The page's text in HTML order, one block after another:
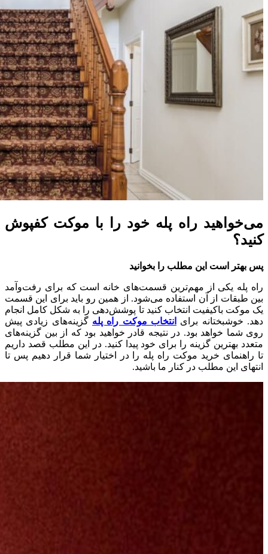
می‌خواهید راه پله خود را با موکت کفپوش
کنید؟
پس بهتر است این مطلب را بخوانید
راه پله یکی از مهم‌ترین قسمت‌های خانه است که برای رفت‌وآمد
بین طبقات از آن استفاده می‌شود. از همین رو باید برای این قسمت
یک موکت باکیفیت انتخاب کنید تا پوشش‌دهی را به شکل کامل انجام
دهد. خوشبختانه برای انتخاب موکت راه پله گزینه‌های زیادی پیش
روی شما خواهد بود. در نتیجه قادر خواهید بود که از بین گزینه‌های
متعدد بهترین گزینه را برای خود پیدا کنید.در این مطلب قصد داریم
تا راهنمای خرید موکت راه پله را در اختیار شما قرار دهیم پس تا
انتهای این مطلب در کنار ما باشید.